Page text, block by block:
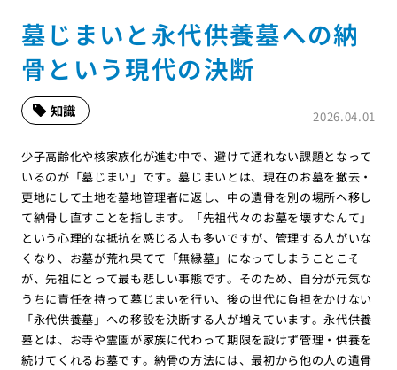
墓じまいと永代供養墓への納
骨という現代の決断
2026.04.01
知識
少子高齢化や核家族化が進む中で、避けて通れない課題となって
いるのが「墓じまい」です。墓じまいとは、現在のお墓を撤去・
更地にして土地を墓地管理者に返し、中の遺骨を別の場所へ移し
て納骨し直すことを指します。「先祖代々のお墓を壊すなんて」
という心理的な抵抗を感じる人も多いですが、管理する人がいな
くなり、お墓が荒れ果てて「無縁墓」になってしまうことこそ
が、先祖にとって最も悲しい事態です。そのため、自分が元気な
うちに責任を持って墓じまいを行い、後の世代に負担をかけない
「永代供養墓」への移設を決断する人が増えています。永代供養
墓とは、お寺や霊園が家族に代わって期限を設けず管理・供養を
続けてくれるお墓です。納骨の方法には、最初から他の人の遺骨